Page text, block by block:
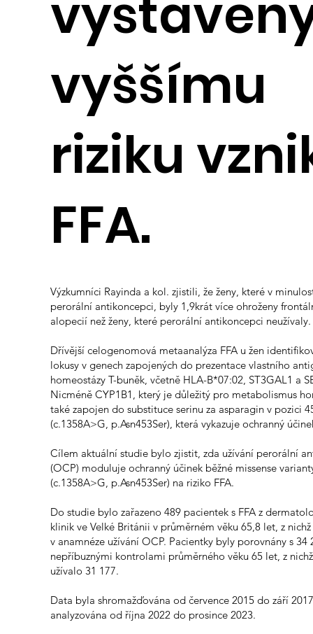
vyššímu
riziku
FFA.
Výzkumníci Rayinda a kol. zjistili, že ženy, které v
perorální antikoncepci, byly 1,9krát více ohroženy
alopecií než ženy, které perorální antikoncepci neužívaly.
Dřívější celogenomová metaanalýza FFA u žen
lokusy v genech zapojených do prezentace vlastního
homeostázy T-buněk, včetně HLA-B*07:02, ST3GAL1 a
Nicméně CYP1B1, který je důležitý pro metabolismus
také zapojen do substituce serinu za asparagin v pozici
(c.1358A>G, p.Asn453Ser), která vykazuje ochranný
Cílem aktuální studie bylo zjistit, zda užívání perorální
(OCP) moduluje ochranný účinek běžné missense
(c.1358A>G, p.Asn453Ser) na riziko FFA.
Do studie bylo zařazeno 489 pacientek s FFA z
klinik ve Velké Británii v průměrném věku 65,8 let, z
v anamnéze užívání OCP. Pacientky byly porovnány s 34
nepříbuznými kontrolami průměrného věku 65 let, z
užívalo 31 177.
Data byla shromažďována od července 2015 do září
analyzována od října 2022 do prosince 2023.